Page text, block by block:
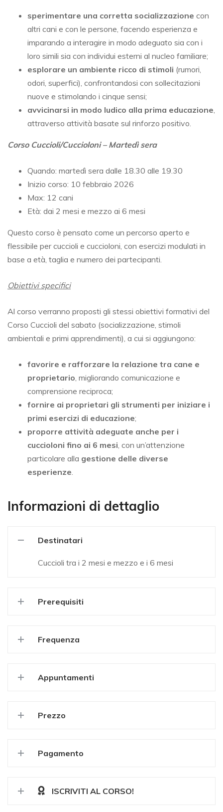
sperimentare una corretta socializzazione con
altri cani e con le persone, facendo esperienza e
imparando a interagire in modo adeguato sia con i
loro simili sia con individui esterni al nucleo familiare;
esplorare un ambiente ricco di stimoli (rumori,
odori, superfici), confrontandosi con sollecitazioni
nuove e stimolando i cinque sensi;
avvicinarsi in modo ludico alla prima educazione,
attraverso attività basate sul rinforzo positivo.
Corso Cuccioli/Cuccioloni – Martedì sera
Quando: martedì sera dalle 18.30 alle 19.30
Inizio corso: 10 febbraio 2026
Max: 12 cani
Età: dai 2 mesi e mezzo ai 6 mesi
Questo corso è pensato come un percorso aperto e
flessibile per cuccioli e cuccioloni, con esercizi modulati in
base a età, taglia e numero dei partecipanti.
Obiettivi specifici
Al corso verranno proposti gli stessi obiettivi formativi del
Corso Cuccioli del sabato (socializzazione, stimoli
ambientali e primi apprendimenti), a cui si aggiungono:
favorire e rafforzare la relazione tra cane e
proprietario, migliorando comunicazione e
comprensione reciproca;
fornire ai proprietari gli strumenti per iniziare i
primi esercizi di educazione;
proporre attività adeguate anche per i
cuccioloni fino ai 6 mesi, con un’attenzione
particolare alla gestione delle diverse
esperienze.
Informazioni di dettaglio
Destinatari
Cuccioli tra i 2 mesi e mezzo e i 6 mesi
Prerequisiti
Frequenza
Appuntamenti
Prezzo
Pagamento
ISCRIVITI AL CORSO!